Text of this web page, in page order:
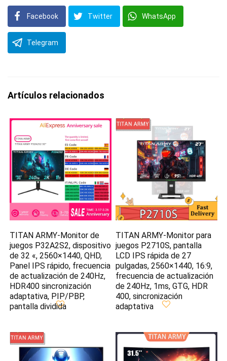
Facebook Twitter WhatsApp
Telegram
Artículos relacionados
TITAN ARMY-Monitor de
juegos P32A2S2, dispositivo
de 32 «, 2560×1440, QHD,
Panel IPS rápido, frecuencia
de actualización de 240Hz,
HDR400 sincronización
adaptativa, PIP/PBP,
pantalla dividida
TITAN ARMY-Monitor para
juegos P2710S, pantalla
LCD IPS rápida de 27
pulgadas, 2560×1440, 16:9,
frecuencia de actualización
de 240Hz, 1ms, GTG, HDR
400, sincronización
adaptativa